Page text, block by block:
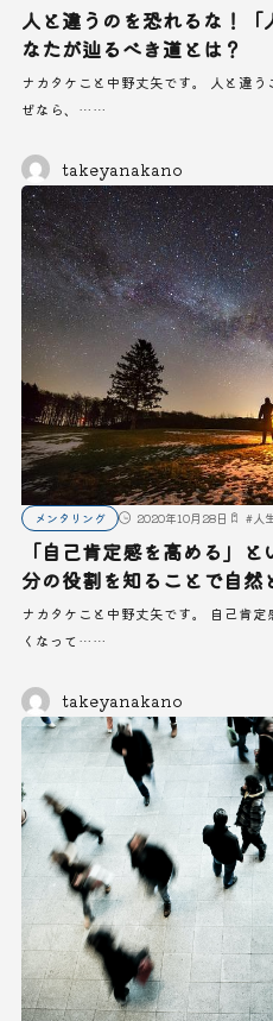
人と違うのを恐れるな！
なたが辿るべき道とは？
ナカタケこと中野丈矢です。 人と違
ぜなら、……
takeyanakano
メンタリング 2020年10月28日 #人
「自己肯定感を高める」
分の役割を知ることで自然
ナカタケこと中野丈矢です。 自己肯
くなって……
takeyanakano